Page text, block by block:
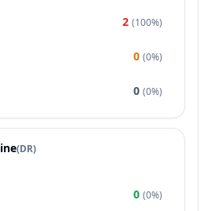
2 (100%)
0 (0%)
0 (0%)
(DR)
0 (0%)